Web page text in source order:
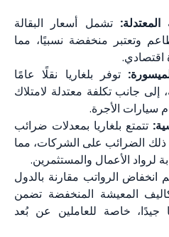
المعتدلة: تشمل أسعار البقالة
وتعتبر منخفضة نسبيًا، مما
اقتصادي.
توفر بلغاريا نقلًا عامًا
إلى جانب تكلفة معتدلة لامتلاك
سيارات الأجرة.
تتمتع بلغاريا بمعدلات ضرائب
ذلك الضرائب على الشركات، مما
لرواد الأعمال والمستثمرين.
انخفاض الرواتب مقارنة بالدول
المعيشة المنخفضة تضمن
خاصة للعاملين عن بُعد